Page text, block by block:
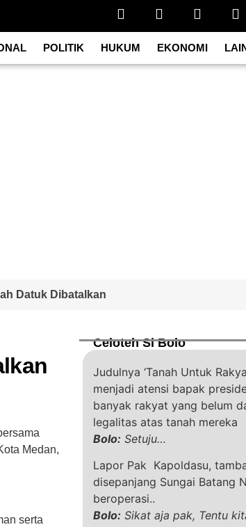
POLITIK HUKUM EKONOMI
Datuk Dibatalkan
Medan,
serta
Celoteh Si Bolo
Judulnya ‘Tanah Untuk
menjadi atensi bapak
banyak rakyat yang belum
legalitas atas tanah mereka
Bolo: Setuju…
Lapor Pak Kapoldasu,
disepanjang Sungai Batang
beroperasi..
Bolo: Sikat aja pak, Tentu